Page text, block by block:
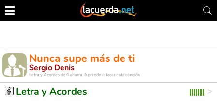
Nunca supe más de ti
Sergio Denis
Letra y Acordes de Guitarra. Aprende a tocar esta canción
Letra y Acordes